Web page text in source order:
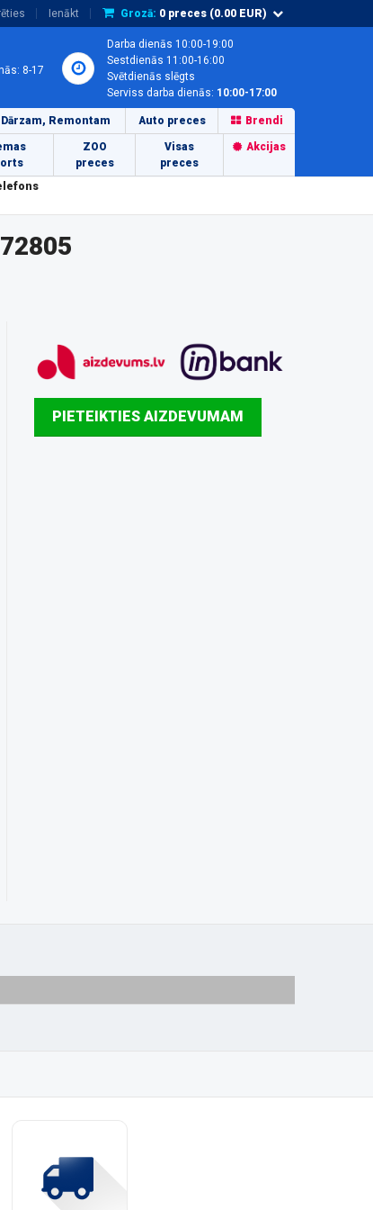
Ienākt Grozā: 0 preces (0.00 EUR)
8-17
Darba dienās 10:00-19:00
Sestdienās 11:00-16:00
Svētdienās slēgts
Serviss darba dienās: 10:00-17:00
Dārzam, Remontam Auto preces Brendi
ZOO
preces
Visas
preces
Akcijas
PIETEIKTIES AIZDEVUMAM